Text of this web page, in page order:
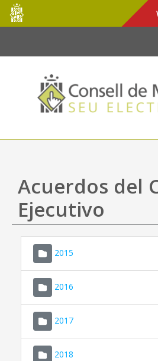
Saltar al contenido principal
Consell
de
Mallorca
Acuerdos del
Ejecutivo
2015
2016
2017
2018